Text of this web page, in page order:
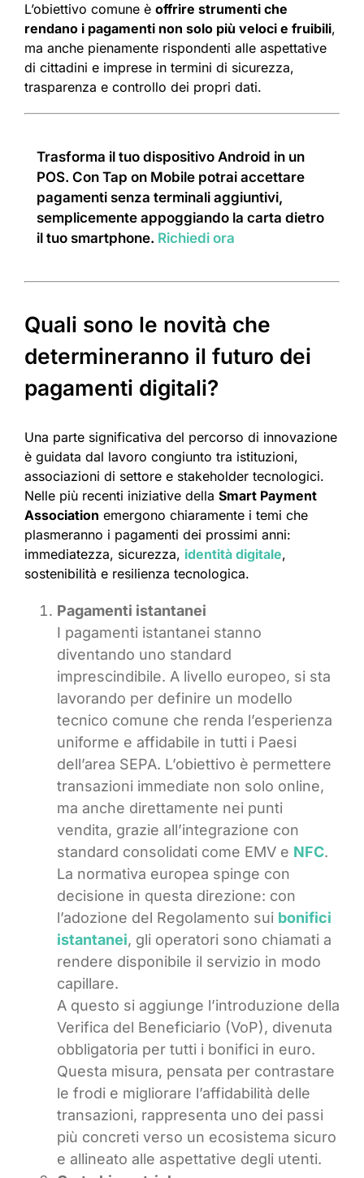
L’obiettivo comune è offrire strumenti che
rendano i pagamenti non solo più veloci e fruibili,
ma anche pienamente rispondenti alle aspettative
di cittadini e imprese in termini di sicurezza,
trasparenza e controllo dei propri dati.
Trasforma il tuo dispositivo Android in un
POS. Con Tap on Mobile potrai accettare
pagamenti senza terminali aggiuntivi,
semplicemente appoggiando la carta dietro
il tuo smartphone. Richiedi ora
Quali sono le novità che
determineranno il futuro dei
pagamenti digitali?
Una parte significativa del percorso di innovazione
è guidata dal lavoro congiunto tra istituzioni,
associazioni di settore e stakeholder tecnologici.
Nelle più recenti iniziative della Smart Payment
Association emergono chiaramente i temi che
plasmeranno i pagamenti dei prossimi anni:
immediatezza, sicurezza, identità digitale,
sostenibilità e resilienza tecnologica.
Pagamenti istantanei
I pagamenti istantanei stanno
diventando uno standard
imprescindibile. A livello europeo, si sta
lavorando per definire un modello
tecnico comune che renda l’esperienza
uniforme e affidabile in tutti i Paesi
dell’area SEPA. L’obiettivo è permettere
transazioni immediate non solo online,
ma anche direttamente nei punti
vendita, grazie all’integrazione con
standard consolidati come EMV e NFC.
La normativa europea spinge con
decisione in questa direzione: con
l’adozione del Regolamento sui bonifici
istantanei, gli operatori sono chiamati a
rendere disponibile il servizio in modo
capillare.
A questo si aggiunge l’introduzione della
Verifica del Beneficiario (VoP), divenuta
obbligatoria per tutti i bonifici in euro.
Questa misura, pensata per contrastare
le frodi e migliorare l’affidabilità delle
transazioni, rappresenta uno dei passi
più concreti verso un ecosistema sicuro
e allineato alle aspettative degli utenti.